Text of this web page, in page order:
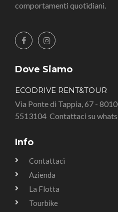
comportamenti quotidiani.
Dove Siamo
ECODRIVE RENT&TOUR
Via Ponte di Tappia, 67 -
5513104 Contattaci su
Info
Contattaci
Azienda
La Flotta
Tourbike